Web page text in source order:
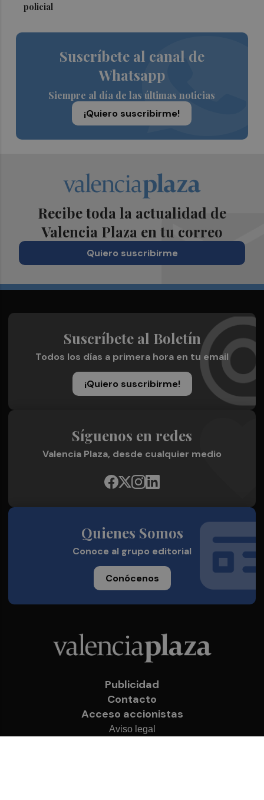
policial
Suscríbete al canal de
Whatsapp
Siempre al día de las últimas noticias
¡Quiero suscribirme!
Recibe toda la actualidad de
Valencia Plaza en tu correo
Quiero suscribirme
Suscríbete al Boletín
Todos los días a primera hora en tu email
¡Quiero suscribirme!
Síguenos en redes
Valencia Plaza, desde cualquier medio
Quienes Somos
Conoce al grupo editorial
Conócenos
Publicidad
Contacto
Acceso accionistas
Aviso legal